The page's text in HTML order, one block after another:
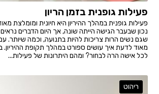
פעילות גופנית בזמן הריון
פעילות גופנית במהלך ההיריון היא חיונית ומומלצת
נכון שבעבר הגישה הייתה שונה, אך היום הדברים
שגם נשים הרות צריכות להיות בתנועה, וכמה שיותר.
מאוד לדעת איך עושים ספורט במהלך תקופת ההיריון.
לכל אישה הרה לבחור? ומהם היתרונות של פעילות...
ריהוט